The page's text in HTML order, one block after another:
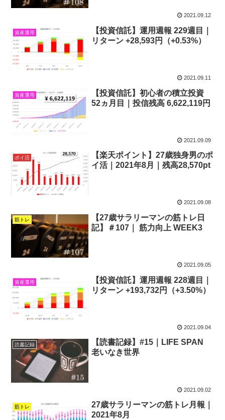
2021.09.12
資産運用
【投資信託】運用週報 229週目｜
リターン +28,593円（+0.53%）
2021.09.11
資産運用
【投資信託】初心者の積立投資
52ヵ月目｜投信残高 6,622,119円
2021.09.09
ポイ活
【楽天ポイント】27歳独身男のポ
イ活｜2021年8月｜残高28,570pt
2021.09.08
筋トレ
【27歳サラリーマンの筋トレ日
記】＃107｜ 筋力向上 WEEK3
2021.09.05
資産運用
【投資信託】運用週報 228週目｜
リターン +193,732円（+3.50%）
2021.09.04
読書記録
【読書記録】#15｜LIFE SPAN
老いなき世界
2021.09.02
筋トレ
27歳サラリーマンの筋トレ月報｜
2021年8月